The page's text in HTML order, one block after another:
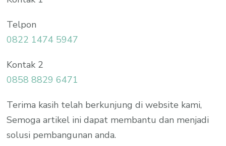
Telpon
0822 1474 5947
Kontak 2
0858 8829 6471
Terima kasih telah berkunjung di website kami,
Semoga artikel ini dapat membantu dan menjadi
solusi pembangunan anda.